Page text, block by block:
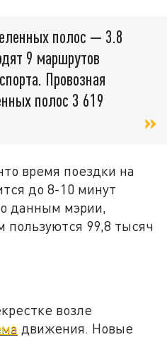
полос — 3.8
9 маршрутов
Провозная
полос 3 619
время поездки на
до 8-10 минут
данным мэрии,
99,8 тысяч
возле
движения. Новые